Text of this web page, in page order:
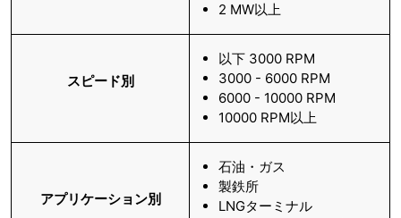
2 MW以上
スピード別
以下 3000 RPM
3000 - 6000 RPM
6000 - 10000 RPM
10000 RPM以上
アプリケーション別
石油・ガス
製鉄所
LNGターミナル